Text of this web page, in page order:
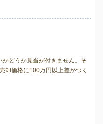
どうか見当が付きません。そ
却価格に100万円以上差がつく